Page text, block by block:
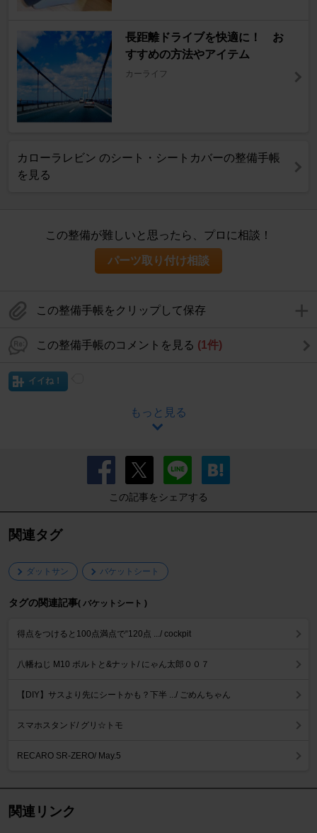
長距離ドライブを快適に！ お
すすめの方法やアイテム
カーライフ
カローラレビン のシート・シートカバーの整備手帳
を見る
この整備が難しいと思ったら、プロに相談！
パーツ取り付け相談
この整備手帳をクリップして保存
この整備手帳のコメントを見る (1件)
イイね！
もっと見る
この記事をシェアする
関連タグ
ダットサン バケットシート
タグの関連記事( バケットシート )
得点をつけると100点満点で“120点 .../ cockpit
八幡ねじ M10 ボルトと&ナット/ にゃん太郎００７
【DIY】サスより先にシートかも？下半 .../ ごめんちゃん
スマホスタンド/ グリ☆トモ
RECARO SR-ZERO/ May.5
関連リンク